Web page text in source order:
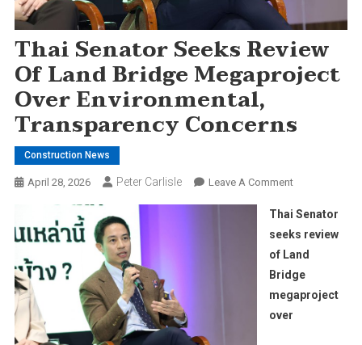
Thai Senator Seeks Review
Of Land Bridge Megaproject
Over Environmental,
Transparency Concerns
Construction News
April 28, 2026 Peter Carlisle Leave A CommentOn
Senator
Seeks
Review
Of
Land
Bridge
Thai Senator
seeks review
of Land
Bridge
megaproject
over